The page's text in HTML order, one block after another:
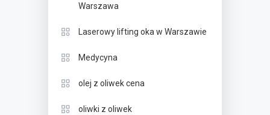
Warszawa
Laserowy lifting oka w Warszawie
Medycyna
olej z oliwek cena
oliwki z oliwek